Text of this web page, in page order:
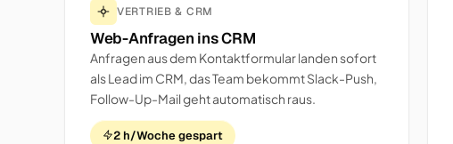
VERTRIEB & CRM
Web-Anfragen ins CRM
Anfragen aus dem Kontaktformular landen sofort
als Lead im CRM, das Team bekommt Slack-Push,
Follow-Up-Mail geht automatisch raus.
2 h/Woche gespart